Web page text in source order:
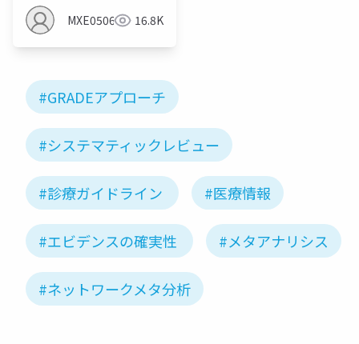
MXE05064 16.8K
#GRADEアプローチ
#システマティックレビュー
#診療ガイドライン #医療情報
#エビデンスの確実性 #メタアナリシス
#ネットワークメタ分析